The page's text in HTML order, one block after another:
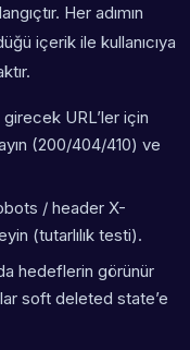
Her adımın
içerik ile kullanıcıya
URL’ler için
(200/404/410) ve
/ header X-
(tutarlılık testi).
hedeflerin görünür
soft deleted state’e